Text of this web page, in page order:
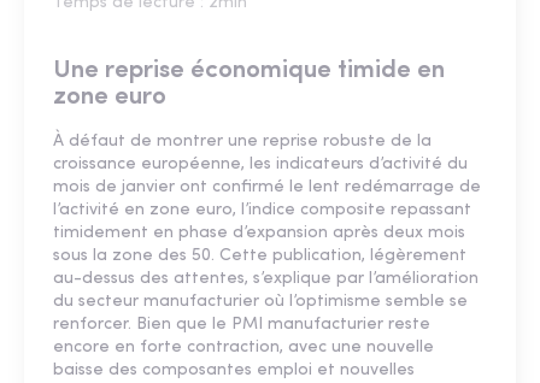
Une reprise économique timide en
zone euro
À défaut de montrer une reprise robuste de la
croissance européenne, les indicateurs d’activité du
mois de janvier ont confirmé le lent redémarrage de
l’activité en zone euro, l’indice composite repassant
timidement en phase d’expansion après deux mois
sous la zone des 50. Cette publication, légèrement
au-dessus des attentes, s’explique par l’amélioration
du secteur manufacturier où l’optimisme semble se
renforcer. Bien que le PMI manufacturier reste
encore en forte contraction, avec une nouvelle
baisse des composantes emploi et nouvelles